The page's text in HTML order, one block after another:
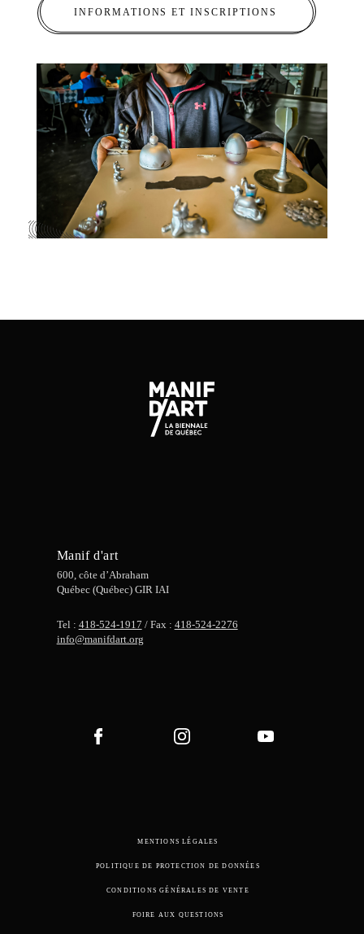
INFORMATIONS ET INSCRIPTIONS
Manif d'art
600, côte d’Abraham
Québec (Québec) GIR IAI
Tel : 418-524-1917 / Fax : 418-524-2276
info@manifdart.org
MENTIONS LÉGALES
POLITIQUE DE PROTECTION DE DONNÉES
CONDITIONS GÉNÉRALES DE VENTE
FOIRE AUX QUESTIONS